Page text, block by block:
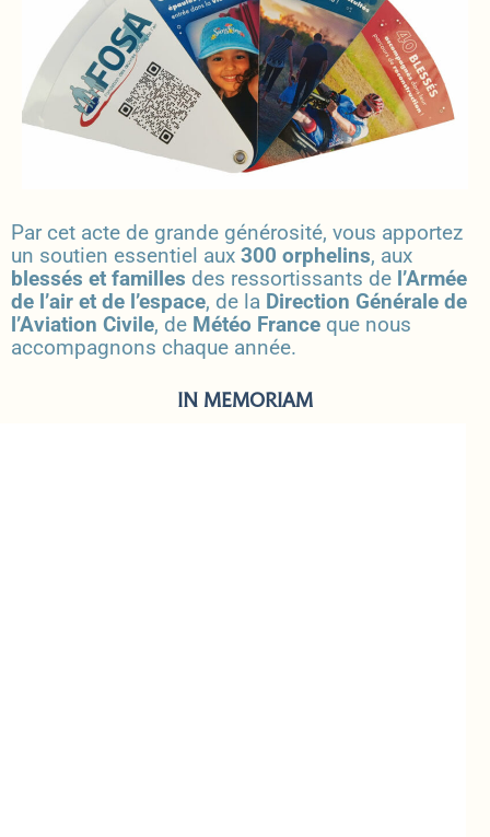
Par cet acte de grande générosité, vous apportez
un soutien essentiel aux 300 orphelins, aux
blessés et familles des ressortissants de l’Armée
de l’air et de l’espace, de la Direction Générale de
l’Aviation Civile, de Météo France que nous
accompagnons chaque année.
IN MEMORIAM